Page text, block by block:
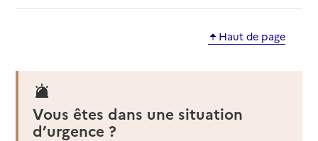
Haut de page
Vous êtes dans une situation
d’urgence ?